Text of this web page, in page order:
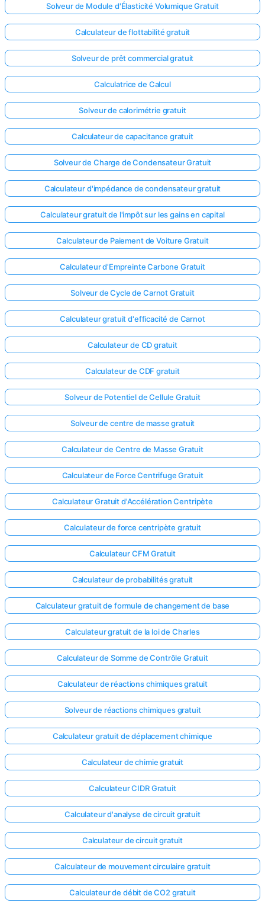
Solveur de Module d'Élasticité Volumique Gratuit
Calculateur de flottabilité gratuit
Solveur de prêt commercial gratuit
Calculatrice de Calcul
Solveur de calorimétrie gratuit
Calculateur de capacitance gratuit
Solveur de Charge de Condensateur Gratuit
Calculateur d'impédance de condensateur gratuit
Calculateur gratuit de l'impôt sur les gains en capital
Calculateur de Paiement de Voiture Gratuit
Calculateur d'Empreinte Carbone Gratuit
Solveur de Cycle de Carnot Gratuit
Calculateur gratuit d'efficacité de Carnot
Calculateur de CD gratuit
Calculateur de CDF gratuit
Solveur de Potentiel de Cellule Gratuit
Solveur de centre de masse gratuit
Calculateur de Centre de Masse Gratuit
Calculateur de Force Centrifuge Gratuit
Calculateur Gratuit d'Accélération Centripète
Calculateur de force centripète gratuit
Calculateur CFM Gratuit
Calculateur de probabilités gratuit
Calculateur gratuit de formule de changement de base
Calculateur gratuit de la loi de Charles
Calculateur de Somme de Contrôle Gratuit
Calculateur de réactions chimiques gratuit
Solveur de réactions chimiques gratuit
Calculateur gratuit de déplacement chimique
Calculateur de chimie gratuit
Calculateur CIDR Gratuit
Calculateur d'analyse de circuit gratuit
Calculateur de circuit gratuit
Calculateur de mouvement circulaire gratuit
Calculateur de débit de CO2 gratuit